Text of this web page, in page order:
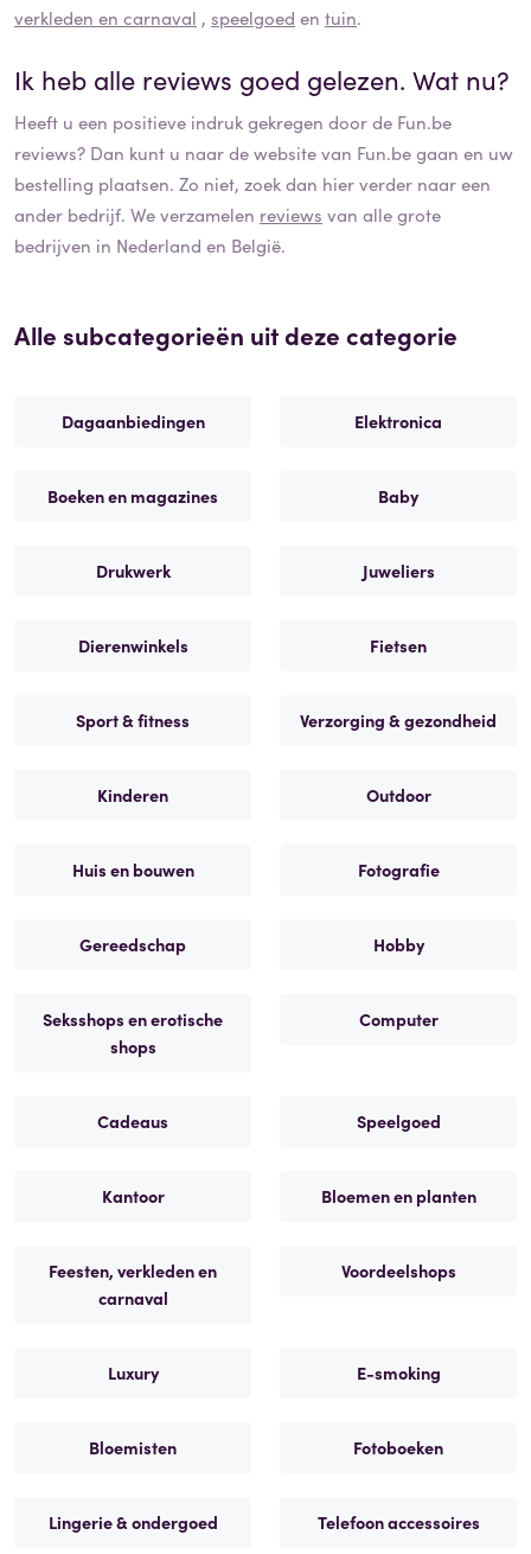
verkleden en carnaval , speelgoed en tuin.
Ik heb alle reviews goed gelezen. Wat nu?
Heeft u een positieve indruk gekregen door de Fun.be
reviews? Dan kunt u naar de website van Fun.begaan en uw
bestelling plaatsen. Zo niet, zoek dan hier verder naar een
ander bedrijf. We verzamelen reviews van alle grote
bedrijven in Nederland en België.
Alle subcategorieën uit deze categorie
Dagaanbiedingen Elektronica
Boeken en magazines Baby
Drukwerk Juweliers
Dierenwinkels Fietsen
Sport & fitness Verzorging & gezondheid
Kinderen Outdoor
Huis en bouwen Fotografie
Gereedschap Hobby
Seksshops en erotische
shops
Computer
Cadeaus Speelgoed
Kantoor Bloemen en planten
Feesten, verkleden en
carnaval
Voordeelshops
Luxury E-smoking
Bloemisten Fotoboeken
Lingerie & ondergoed Telefoon accessoires